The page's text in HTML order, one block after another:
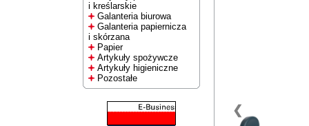
i kreślarskie
Galanteria biurowa
Galanteria papiernicza
i skórzana
Papier
Artykuły spożywcze
Artykuły higieniczne
Pozostałe
❮